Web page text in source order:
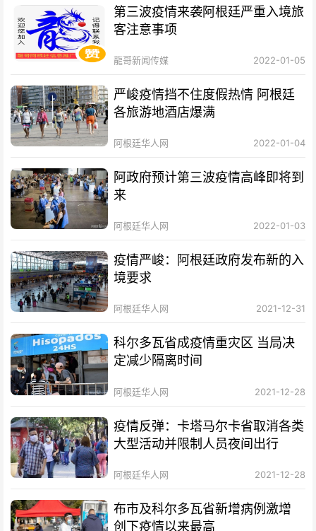
第三波疫情来袭阿根廷严重入境旅
客注意事项
龍哥新闻传媒 2022-01-05
严峻疫情挡不住度假热情 阿根廷
各旅游地酒店爆满
阿根廷华人网 2022-01-04
阿政府预计第三波疫情高峰即将到
来
阿根廷华人网 2022-01-03
疫情严峻：阿根廷政府发布新的入
境要求
阿根廷华人网 2021-12-31
科尔多瓦省成疫情重灾区 当局决
定减少隔离时间
阿根廷华人网 2021-12-28
疫情反弹：卡塔马尔卡省取消各类
大型活动并限制人员夜间出行
阿根廷华人网 2021-12-28
布市及科尔多瓦省新增病例激增
创下疫情以来最高